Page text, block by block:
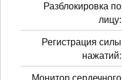
Разблокировка по
лицу:
Регистрация силы
нажатий:
Монитор сердечного